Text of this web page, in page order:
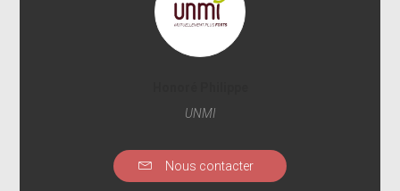
UNMI
Nous contacter